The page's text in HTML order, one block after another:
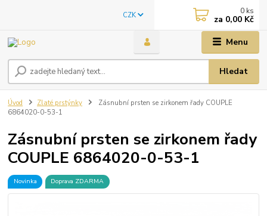
Menu
CZK
Hledat
0 ks
za 0,00 Kč
Úvod Zlaté prstýnky
Zásnubní prsten se zirkonem řady COUPLE
6864020-0-53-1
Zásnubní prsten se zirkonem řady
COUPLE 6864020-0-53-1
Novinka Doprava ZDARMA